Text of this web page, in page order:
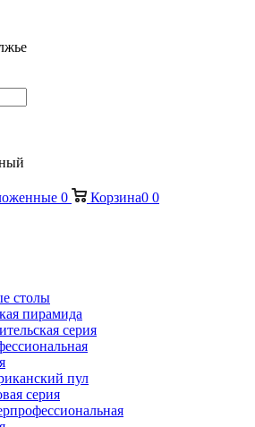
0 Корзина0 0
столы
пирамида
серия
пул
серия